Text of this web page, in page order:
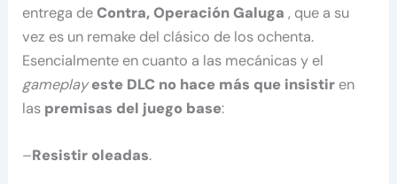
entrega deContra, Operación Galuga , que a su
vez es un remake del clásico de los ochenta.
Esencialmente en cuanto a las mecánicas y el
gameplay este DLC no hace más que insistir en
las premisas del juego base:
–Resistir oleadas.